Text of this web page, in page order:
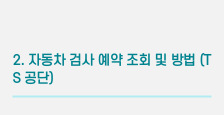
2. 자동차 검사 예약 조회 및 방법 (T
S 공단)